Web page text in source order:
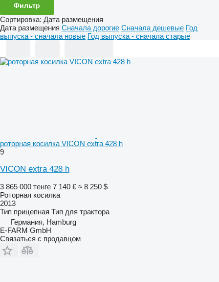
Фильтр
Сортировка: Дата размещения
Дата размещения Сначала дорогие Сначала дешевые Год
выпуска - сначала новые Год выпуска - сначала старые
роторная косилка VICON extra 428 h
9
VICON extra 428 h
3 865 000 тенге 7 140 € ≈ 8 250 $
Роторная косилка
2013
Тип прицепная Тип для трактора
Германия, Hamburg
E-FARM GmbH
Связаться с продавцом